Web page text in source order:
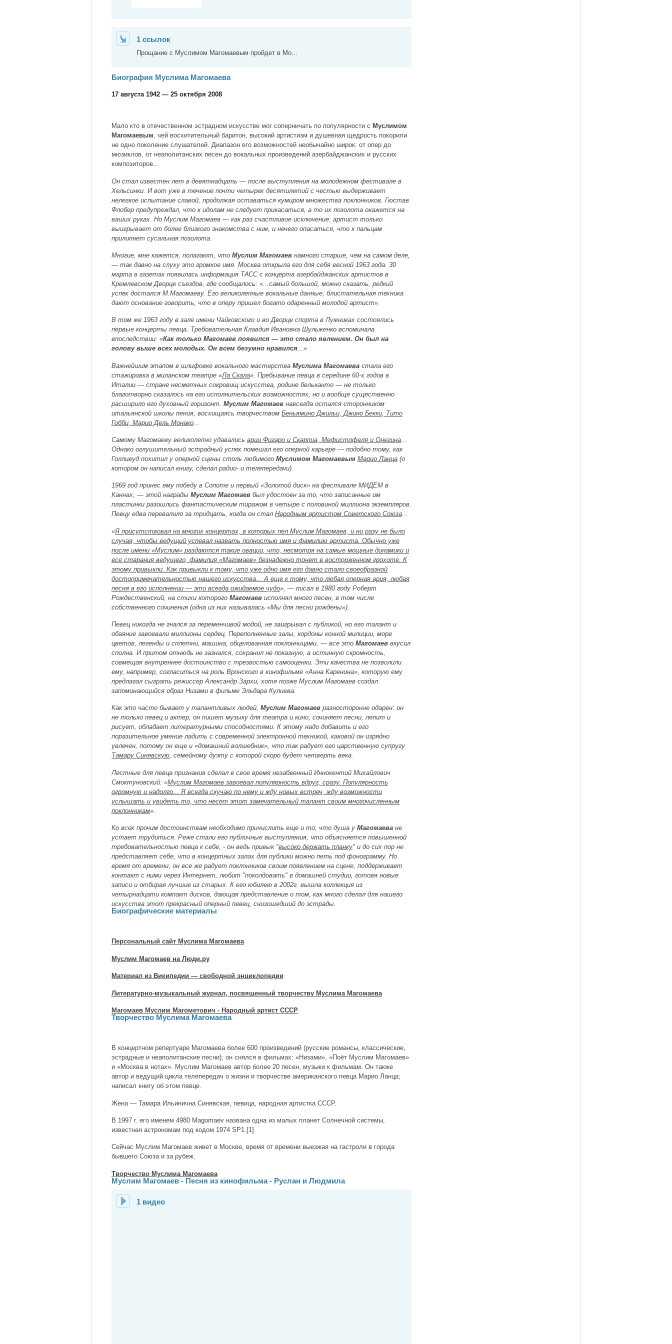
1 ссылок
Прощание с Муслимом Магомаевым пройдет в Мо...
Биография Муслима Магомаева
17 августа 1942 — 25 октября 2008
Мало кто в отечественном эстрадном искусстве мог соперничать по популярности с Муслимом
Магомаевым, чей восхитительный баритон, высокий артистизм и душевная щедрость покорили
не одно поколение слушателей. Диапазон его возможностей необычайно широк: от опер до
мюзиклов, от неаполитанских песен до вокальных произведений азербайджанских и русских
композиторов...
Он стал известен лет в девятнадцать — после выступления на молодежном фестивале в
Хельсинки. И вот уже в течение почти четырех десятилетий с честью выдерживает
нелегкое испытание славой, продолжая оставаться кумиром множества поклонников. Гюстав
Флобер предупреждал, что к идолам не следует прикасаться, а то их позолота окажется на
ваших руках. Но Муслим Магомаев — как раз счастливое исключение: артист только
выигрывает от более близкого знакомства с ним, и нечего опасаться, что к пальцам
прилипнет сусальная позолота.
Многие, мне кажется, полагают, что Муслим Магомаев намного старше, чем на самом деле,
— так давно на слуху это громкое имя. Москва открыла его для себя весной 1963 года. 30
марта в газетах появилась информация ТАСС с концерта азербайджанских артистов в
Кремлевском Дворце съездов, где сообщалось: «...самый большой, можно сказать, редкий
успех достался М.Магомаеву. Его великолепные вокальные данные, блистательная техника
дают основание говорить, что в оперу пришел богато одаренный молодой артист».
В том же 1963 году в зале имени Чайковского и во Дворце спорта в Лужниках состоялись
первые концерты певца. Требовательная Клавдия Ивановна Шульженко вспоминала
впоследствии: «Как только Магомаев появился — это стало явлением. Он был на
голову выше всех молодых. Он всем безумно нравился...»
Важнейшим этапом в шлифовке вокального мастерства Муслима Магомаева стала его
стажировка в миланском театре «Ла Скала». Пребывание певца в середине 60-х годов в
Италии — стране несметных сокровищ искусства, родине бельканто — не только
благотворно сказалось на его исполнительских возможностях, но и вообще существенно
расширило его духовный горизонт. Муслим Магомаев навсегда остался сторонником
итальянской школы пения, восхищаясь творчеством Беньямино Джильи, Джино Бекки, Тито
Гобби, Марио Дель Монако
Самому Магомаеву великолепно удавались арии Фигаро и Скарпиа, Мефистофеля и Онегина
Однако оглушительный эстрадный успех помешал его оперной карьере — подобно тому, как
Голливуд похитил у оперной сцены столь любимого Муслимом Магомаевым Марио Ланца (о
котором он написал книгу, сделал радио- и телепередачи).
1969 год принес ему победу в Сопоте и первый «Золотой диск» на фестивале МИДЕМ в
Каннах, — этой награды Муслим Магомаев был удостоен за то, что записанные им
пластинки разошлись фантастическим тиражом в четыре с половиной миллиона экземпляров.
Певцу едва перевалило за тридцать, когда он стал Народным артистом Советского Союза...
«Я присутствовал на многих концертах, в которых пел Муслим Магомаев, и ни разу не было
случая, чтобы ведущий успевал назвать полностью имя и фамилию артиста. Обычно уже
после имени «Муслим» раздаются такие овации, что, несмотря на самые мощные динамики и
все старания ведущего, фамилия «Магомаев» безнадежно тонет в восторженном грохоте. К
этому привыкли. Как привыкли к тому, что уже одно имя его давно стало своеобразной
достопримечательностью нашего искусства... А еще к тому, что любая оперная ария, любая
песня в его исполнении — это всегда ожидаемое чудо», — писал в 1980 году Роберт
Рождественский, на стихи которого Магомаев исполнял много песен, в том числе
собственного сочинения (одна из них называлась «Мы для песни рождены»).
Певец никогда не гнался за переменчивой модой, не заигрывал с публикой, но его талант и
обаяние завоевали миллионы сердец. Переполненные залы, кордоны конной милиции, море
цветов, легенды и сплетни, машина, обцелованная поклонницами, — все это Магомаев вкусил
сполна. И притом отнюдь не зазнался, сохранил не показную, а истинную скромность,
совмещая внутреннее достоинство с трезвостью самооценки. Эти качества не позволили
ему, например, согласиться на роль Вронского в кинофильме «Анна Каренина», которую ему
предлагал сыграть режиссер Александр Зархи, хотя позже Муслим Магомаев создал
запоминающийся образ Низами в фильме Эльдара Кулиева.
Как это часто бывает у талантливых людей, Муслим Магомаев разносторонне одарен: он
не только певец и актер, он пишет музыку для театра и кино, сочиняет песни, лепит и
рисует, обладает литературными способностями. К этому надо добавить и его
поразительное умение ладить с современной электронной техникой, каковой он изрядно
увлечен, потому он еще и «домашний волшебник», что так радует его царственную супругу
Тамару Синявскую, семейному дуэту с которой скоро будет четверть века.
Лестные для певца признания сделал в свое время незабвенный Иннокентий Михайлович
Смоктуновский: «Муслим Магомаев завоевал популярность вдруг, сразу. Популярность
огромную и надолго... Я всегда скучаю по нему и жду новых встреч, жду возможности
услышать и увидеть то, что несет этот замечательный талант своим многочисленным
поклонникам».
Ко всех прочим достоинствам необходимо причислить еще и то, что душа у Магомаева не
устает трудиться. Реже стали его публичные выступления, что объясняется повышенной
требовательностью певца к себе, - он ведь привык "высоко держать планку" и до сих пор не
представляет себе, что в концертных залах для публики можно петь под фонограмму. Но
время от времени, он все же радует поклонников своим появлением на сцене, поддерживает
контакт с ними через Интернет, любит "поколдовать" в домашней студии, готовя новые
записи и отбирая лучшие из старых. К его юбилею в 2002г. вышла коллекция из
четырнадцати компакт дисков, дающая представление о том, как много сделал для нашего
искусства этот прекрасный оперный певец, снизошедший до эстрады.
Биографические материалы
Персональный сайт Муслима Магомаева
Муслим Магомаев на Люди.ру
Материал из Википедии — свободной энциклопедии
Литературно-музыкальный журнал, посвященный творчеству Муслима Магомаева
Магомаев Муслим Магометович - Народный артист СССР
Творчество Муслима Магомаева
В концертном репертуаре Магомаева более 600 произведений (русские романсы, классические,
эстрадные и неаполитанские песни); он снялся в фильмах: «Низами», «Поёт Муслим Магомаев»
и «Москва в нотах». Муслим Магомаев автор более 20 песен, музыки к фильмам. Он также
автор и ведущий цикла телепередач о жизни и творчестве американского певца Марио Ланца;
написал книгу об этом певце.
Жена — Тамара Ильинична Синявская, певица, народная артистка СССР.
В 1997 г. его именем 4980 Magomaev названа одна из малых планет Солнечной системы,
известная астрономам под кодом 1974 SP1.[1]
Сейчас Муслим Магомаев живет в Москве, время от времени выезжая на гастроли в города
бывшего Союза и за рубеж.
Творчество Муслима Магомаева
Муслим Магомаев - Песня из кинофильма - Руслан и Людмила
1 видео